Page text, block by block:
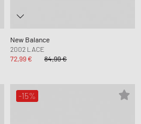
New Balance
2002 LACE
72,99 €
84,99 €
-15%